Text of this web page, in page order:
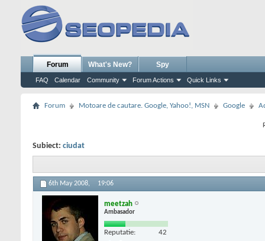
Forum
FAQ Calendar Community Forum Actions Quick Links
What's New? Spy
Forum Motoare de cautare. Google, Yahoo!, MSN Google
Subiect: ciudat
6th May 2008, 19:06
meetzah
Ambasador
Reputatie: 42